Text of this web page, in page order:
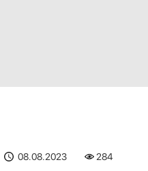
08.08.2023 284